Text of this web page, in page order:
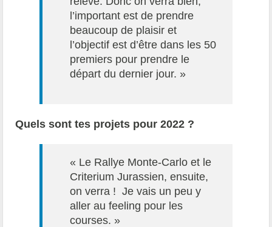
l’important est de prendre
beaucoup de plaisir et
l’objectif est d’être dans les 50
premiers pour prendre le
départ du dernier jour. »
Quels sont tes projets pour 2022 ?
« Le Rallye Monte-Carlo et le
Criterium Jurassien, ensuite,
on verra ! Je vais un peu y
aller au feeling pour les
courses. »